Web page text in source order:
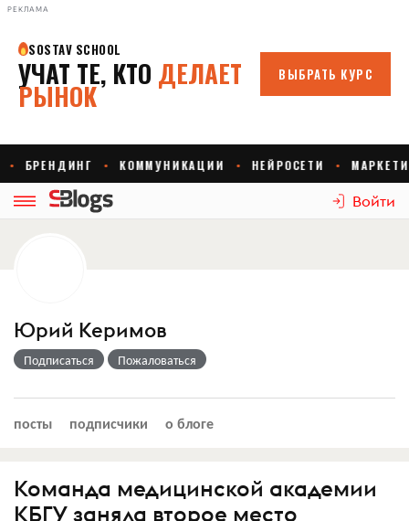
РЕКЛАМА
Войти
Юрий Керимов
Подписаться Пожаловаться
посты подписчики о блоге
Команда медицинской академии
КБГУ заняла второе место